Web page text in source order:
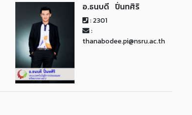
อ.ธนบดี ปิ่นทศิริ
: 2301
:
thanabodee.pi@nsru.ac.th